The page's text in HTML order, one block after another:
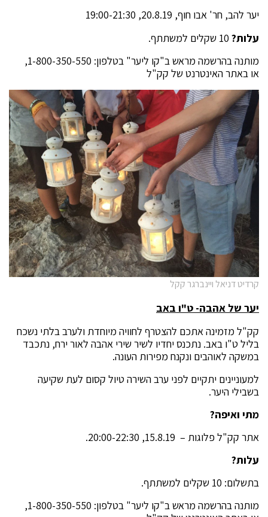
יער להב, חר' אבו חוף, 20.8.19, 19:00-21:30
עלות? 10 שקלים למשתתף.
מותנה בהרשמה מראש ב"קו ליער" בטלפון: 1-800-350-550,
או באתר האינטרנט של קק"ל
קרדיט דניאל ויינברגר קקל
יער של אהבה- ט"ו באב
קק"ל מזמינה אתכם להצטרף לחוויה מיוחדת ולערב בלתי נשכח
בליל ט"ו באב. נתכנס יחדיו לשיר שירי אהבה לאור ירח, נתכבד
במשקה לאוהבים ונקנח מפירות העונה.
למעוניינים יתקיים לפני ערב השירה טיול קסום לעת שקיעה
בשבילי היער.
מתי ואיפה?
אתר קק"ל פלוגות – 15.8.19, 20:00-22:30.
עלות?
בתשלום: 10 שקלים למשתתף.
מותנה בהרשמה מראש ב"קו ליער" בטלפון: 1-800-350-550,